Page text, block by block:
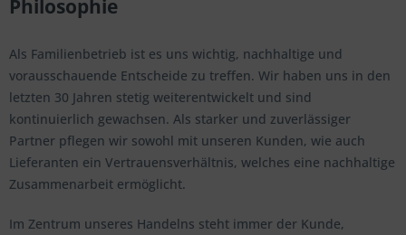
Philosophie
Als Familienbetrieb ist es uns wichtig, nachhaltige und
vorausschauende Entscheide zu treffen. Wir haben uns in den
letzten 30 Jahren stetig weiterentwickelt und sind
kontinuierlich gewachsen. Als starker und zuverlässiger
Partner pflegen wir sowohl mit unseren Kunden, wie auch
Lieferanten ein Vertrauensverhältnis, welches eine nachhaltige
Zusammenarbeit ermöglicht.
Im Zentrum unseres Handelns steht immer der Kunde,